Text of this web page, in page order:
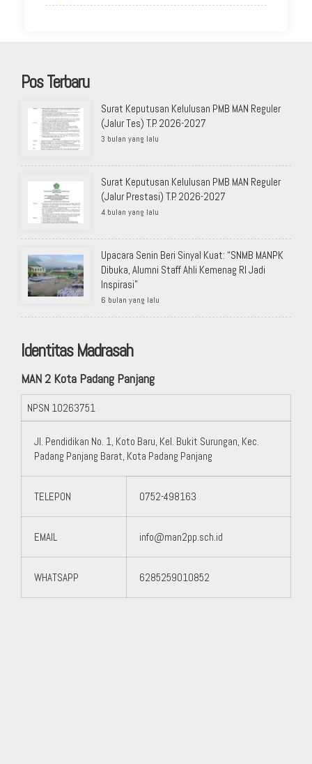
Pos Terbaru
Surat Keputusan Kelulusan PMB MAN Reguler
(Jalur Tes) T.P. 2026-2027
3 bulan yang lalu
Surat Keputusan Kelulusan PMB MAN Reguler
(Jalur Prestasi) T.P. 2026-2027
4 bulan yang lalu
Upacara Senin Beri Sinyal Kuat: “SNMB MANPK
Dibuka, Alumni Staff Ahli Kemenag RI Jadi
Inspirasi”
6 bulan yang lalu
Identitas Madrasah
MAN 2 Kota Padang Panjang
NPSN 10263751
Jl. Pendidikan No. 1, Koto Baru, Kel. Bukit Surungan, Kec.
Padang Panjang Barat, Kota Padang Panjang
TELEPON 0752-498163
EMAIL info@man2pp.sch.id
WHATSAPP 6285259010852